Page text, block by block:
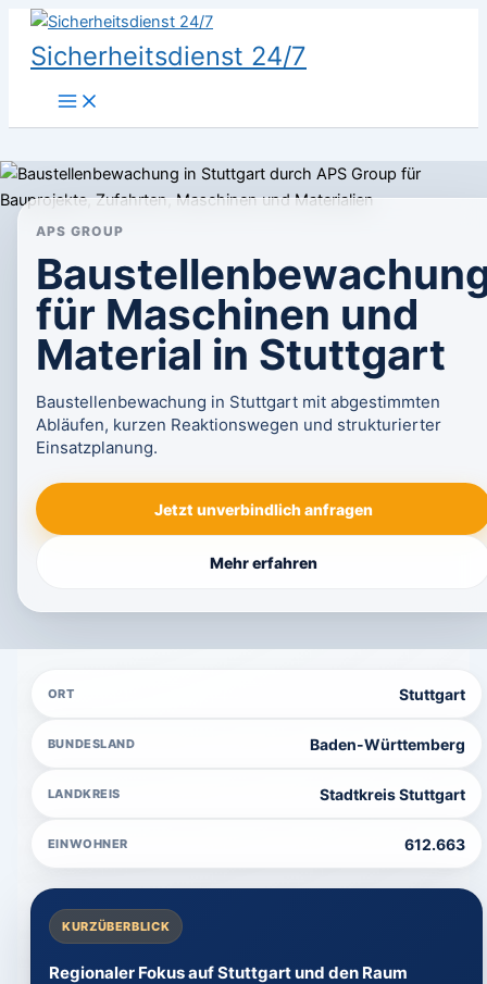
Zum
Inhalt
springen
Sicherheitsdienst 24/7
APS GROUP
für Maschinen und
Material in Stuttgart
Baustellenbewachung in Stuttgart mit abgestimmten
Abläufen, kurzen Reaktionswegen und strukturierter
Einsatzplanung.
Jetzt unverbindlich anfragen
Mehr erfahren
ORT Stuttgart
BUNDESLAND Baden-Württemberg
LANDKREIS Stadtkreis Stuttgart
EINWOHNER 612.663
KURZÜBERBLICK
Regionaler Fokus auf Stuttgart und den Raum